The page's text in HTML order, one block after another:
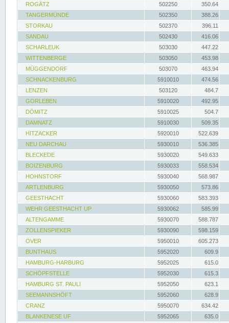
ROGÄTZ
502250
350.64
TANGERMÜNDE
502350
388.26
STORKAU
502370
396.11
SANDAU
502430
416.06
SCHARLEUK
503030
447.22
WITTENBERGE
503050
453.98
MÜGGENDORF
503070
463.94
SCHNACKENBURG
5910010
474.56
LENZEN
503120
484.7
GORLEBEN
5910020
492.95
DÖMITZ
5910025
504.7
DAMNATZ
5910030
509.35
HITZACKER
5920010
522.639
NEU DARCHAU
5930010
536.385
BLECKEDE
5930020
549.633
BOIZENBURG
5930033
558.534
HOHNSTORF
5930040
568.987
ARTLENBURG
5930050
573.86
GEESTHACHT
5930060
583.393
WEHR GEESTHACHT UP
5930062
585.99
ALTENGAMME
5930070
588.787
ZOLLENSPIEKER
5930090
598.159
OVER
5950010
605.273
BUNTHAUS
5952020
609.9
HAMBURG-HARBURG
5952025
615.0
SCHÖPFSTELLE
5952030
615.3
HAMBURG ST. PAULI
5952050
623.1
SEEMANNSHÖFT
5952060
628.9
CRANZ
5950070
634.42
BLANKENESE UF
5952065
635.0